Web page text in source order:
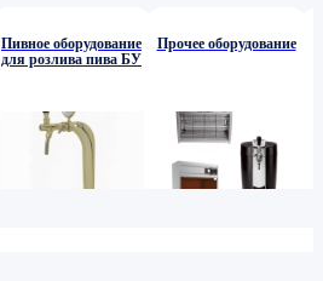
Пивное оборудование
для розлива пива БУ
Прочее оборудование